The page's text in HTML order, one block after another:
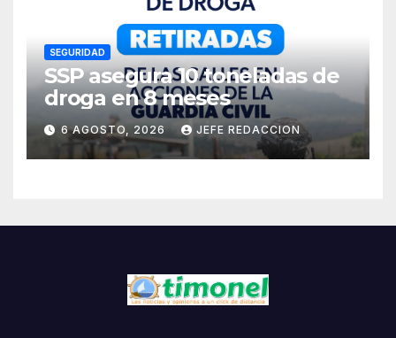
SEGURIDAD
SSP asegura 10 toneladas de
droga en 8 meses
6 AGOSTO, 2026 JEFE REDACCION